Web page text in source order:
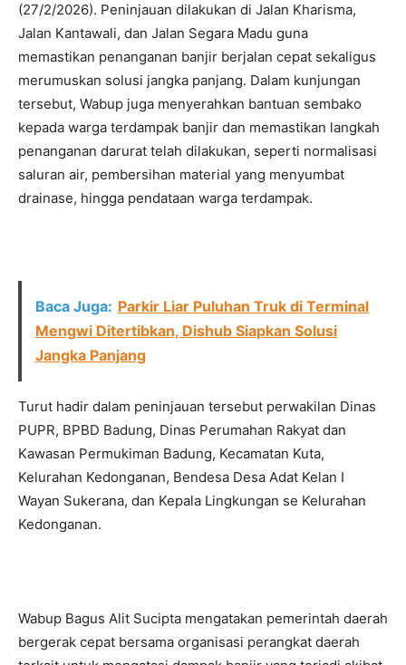
(27/2/2026). Peninjauan dilakukan di Jalan Kharisma,
Jalan Kantawali, dan Jalan Segara Madu guna
memastikan penanganan banjir berjalan cepat sekaligus
merumuskan solusi jangka panjang. Dalam kunjungan
tersebut, Wabup juga menyerahkan bantuan sembako
kepada warga terdampak banjir dan memastikan langkah
penanganan darurat telah dilakukan, seperti normalisasi
saluran air, pembersihan material yang menyumbat
drainase, hingga pendataan warga terdampak.
Baca Juga: Parkir Liar Puluhan Truk di Terminal
Mengwi Ditertibkan, Dishub Siapkan Solusi
Jangka Panjang
Turut hadir dalam peninjauan tersebut perwakilan Dinas
PUPR, BPBD Badung, Dinas Perumahan Rakyat dan
Kawasan Permukiman Badung, Kecamatan Kuta,
Kelurahan Kedonganan, Bendesa Desa Adat Kelan I
Wayan Sukerana, dan Kepala Lingkungan se Kelurahan
Kedonganan.
Wabup Bagus Alit Sucipta mengatakan pemerintah daerah
bergerak cepat bersama organisasi perangkat daerah